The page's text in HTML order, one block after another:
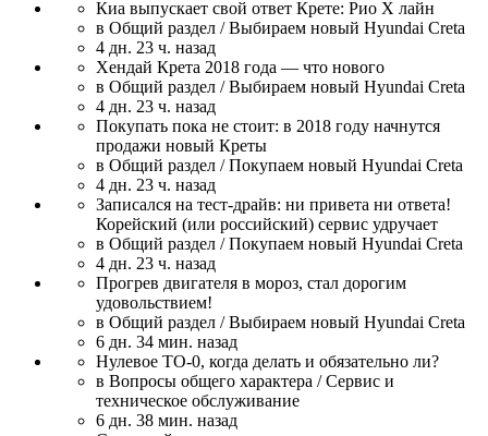
Киа выпускает свой ответ Крете: Рио Х лайн
в Общий раздел / Выбираем новый Hyundai Creta
4 дн. 23 ч. назад
Хендай Крета 2018 года — что нового
в Общий раздел / Выбираем новый Hyundai Creta
4 дн. 23 ч. назад
Покупать пока не стоит: в 2018 году начнутся
продажи новый Креты
в Общий раздел / Покупаем новый Hyundai Creta
4 дн. 23 ч. назад
Записался на тест-драйв: ни привета ни ответа!
Корейский (или российский) сервис удручает
в Общий раздел / Покупаем новый Hyundai Creta
4 дн. 23 ч. назад
Прогрев двигателя в мороз, стал дорогим
удовольствием!
в Общий раздел / Выбираем новый Hyundai Creta
6 дн. 34 мин. назад
Нулевое ТО-0, когда делать и обязательно ли?
в Вопросы общего характера / Сервис и
техническое обслуживание
6 дн. 38 мин. назад